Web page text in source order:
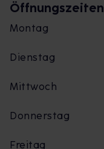
Öffnungszeiten
Montag
Dienstag
Mittwoch
Donnerstag
Freitag